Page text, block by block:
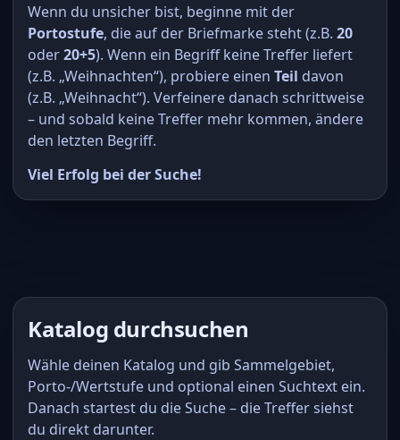
Wenn du unsicher bist, beginne mit der
Portostufe, die auf der Briefmarke steht (z.B. 20
oder20+5). Wenn ein Begriff keine Treffer liefert
(z.B. „Weihnachten“), probiere einen Teil davon
(z.B. „Weihnacht“). Verfeinere danach schrittweise
– und sobald keine Treffer mehr kommen, ändere
den letzten Begriff.
Viel Erfolg bei der Suche!
Katalog durchsuchen
Wähle deinen Katalog und gib Sammelgebiet,
Porto-/Wertstufe und optional einen Suchtext ein.
Danach startest du die Suche – die Treffer siehst
du direkt darunter.